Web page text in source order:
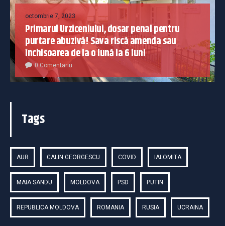
octombrie 7, 2023
Primarul Urziceniului, dosar penal pentru
purtare abuzivă! Sava riscă amenda sau
închisoarea de la o lună la 6 luni
0 Comentariu
Tags
AUR CALIN GEORGESCU COVID IALOMITA
MAIA SANDU MOLDOVA PSD PUTIN
REPUBLICA MOLDOVA ROMANIA RUSIA UCRAINA